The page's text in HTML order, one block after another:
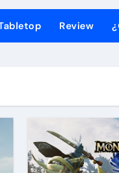
Vol. 2 llega
York alternativa a partir
SEGA anuncia fecha
a Xbox con un nuevo
Review